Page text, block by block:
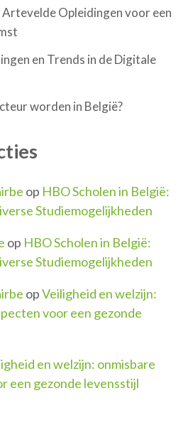
Opleidingen voor een
en Trends in de Digitale
worden in België?
op HBO Scholen in België:
Studiemogelijkheden
op HBO Scholen in België:
Studiemogelijkheden
opVeiligheid en welzijn:
voor een gezonde
en welzijn: onmisbare
een gezonde levensstijl